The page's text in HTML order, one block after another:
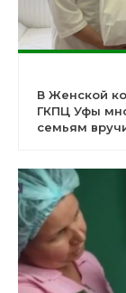
В Женской
ГКПЦ Уфы
семьям
«Выручаем»